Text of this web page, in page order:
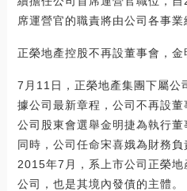
席運營官的職責將由公司各事業
正榮地產控股不再設董事會，
7月11日，正榮地產集團下屬公
據公司最新章程，公司不再設董
公司股東會選舉金明捷為執行董
同時，公司任命宋喜娥為財務
2015年7月，系上市公司正榮
公司，也是其境內發債的主體。